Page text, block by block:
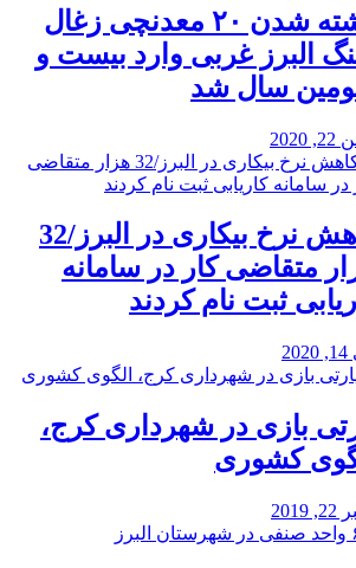
کشته شدن ۲۰ معدنچی زغال
البرز غربی وارد بیست و
سال شد
کاهش نرخ بیکاری در البرز/32
متقاضی کار در سامانه
ثبت نام کردند
بازی در شهرداری کرج،
کشوری